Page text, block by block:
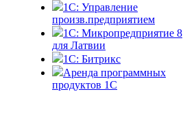
1C: Управление
произв.предприятием
1С: Микропредприятие 8
для Латвии
1C: Битрикс
Аренда программных
продуктов 1С